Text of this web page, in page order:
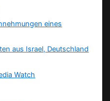
eines
aus Israel, Deutschland
Watch